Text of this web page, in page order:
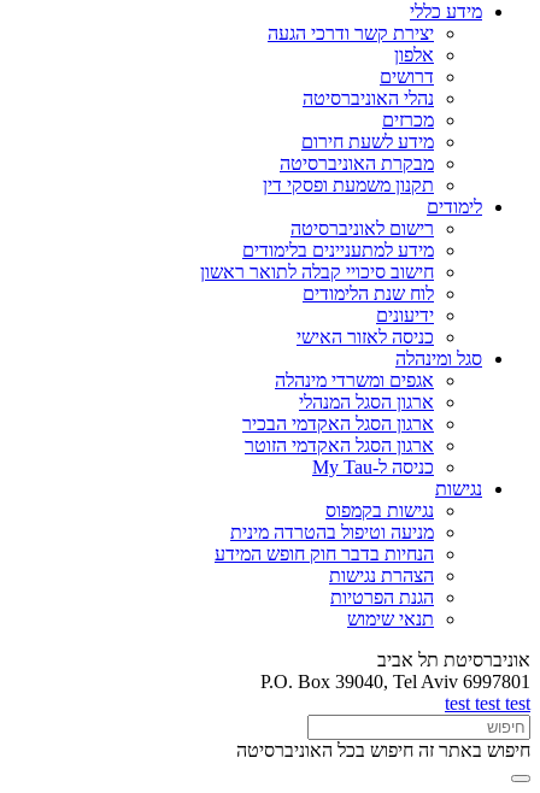
מידע כללי
יצירת קשר ודרכי הגעה
אלפון
דרושים
נהלי האוניברסיטה
מכרזים
מידע לשעת חירום
מבקרת האוניברסיטה
תקנון משמעת ופסקי דין
לימודים
רישום לאוניברסיטה
מידע למתעניינים בלימודים
חישוב סיכויי קבלה לתואר ראשון
לוח שנת הלימודים
ידיעונים
כניסה לאזור האישי
סגל ומינהלה
אגפים ומשרדי מינהלה
ארגון הסגל המנהלי
ארגון הסגל האקדמי הבכיר
ארגון הסגל האקדמי הזוטר
כניסה ל-My Tau
נגישות
נגישות בקמפוס
מניעה וטיפול בהטרדה מינית
הנחיות בדבר חוק חופש המידע
הצהרת נגישות
הגנת הפרטיות
תנאי שימוש
אוניברסיטת תל אביב
P.O. Box 39040, Tel Aviv 6997801
test test test
חיפוש באתר זה חיפוש בכל האוניברסיטה